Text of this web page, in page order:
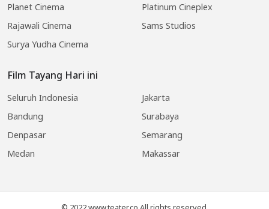
Planet Cinema
Platinum Cineplex
Rajawali Cinema
Sams Studios
Surya Yudha Cinema
Film Tayang Hari ini
Seluruh Indonesia
Jakarta
Bandung
Surabaya
Denpasar
Semarang
Medan
Makassar